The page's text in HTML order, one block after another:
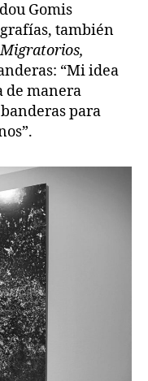
Gomis
también
“Mi idea
de manera
para